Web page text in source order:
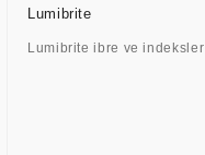
Lumibrite
Lumibrite ibre ve indeksler